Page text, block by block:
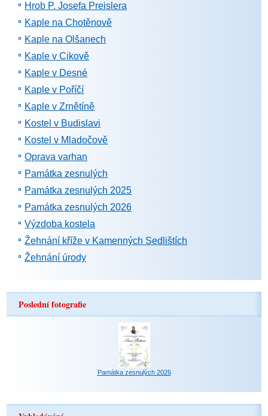
Hrob P. Josefa Preislera
Kaple na Chotěnově
Kaple na Olšanech
Kaple v Cikově
Kaple v Desné
Kaple v Poříčí
Kaple v Zrnětíně
Kostel v Budislavi
Kostel v Mladočově
Oprava varhan
Památka zesnulých
Památka zesnulých 2025
Památka zesnulých 2026
Výzdoba kostela
Žehnání kříže v Kamenných Sedlištích
Žehnání úrody
Poslední fotografie
Památka zesnulých 2026